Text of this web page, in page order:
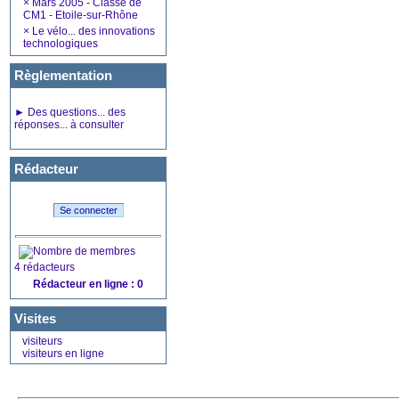
× Mars 2005 - Classe de
CM1 - Etoile-sur-Rhône
× Le vélo... des innovations
technologiques
Règlementation
► Des questions... des
réponses... à consulter
Rédacteur
4 rédacteurs
Rédacteur en ligne : 0
Visites
visiteurs
visiteurs en ligne